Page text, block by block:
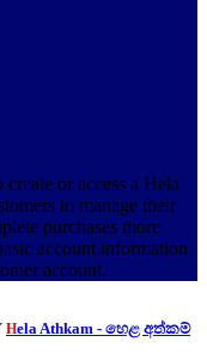
or access a Hela
to manage their
purchases more
account information
account.
Hela Athkam - හෙළ අත්කම්